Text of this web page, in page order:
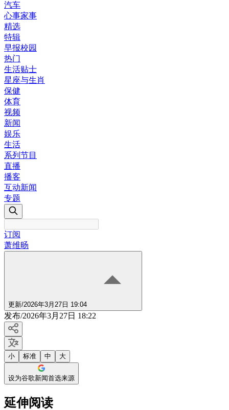
汽车
心事家事
精选
特辑
早报校园
热门
生活贴士
星座与生肖
保健
体育
视频
新闻
娱乐
生活
系列节目
直播
播客
互动新闻
专题
订阅
萧维旸
更新/2026年3月27日 19:04
发布/2026年3月27日 18:22
小 标准 中 大
设为谷歌新闻首选来源
延伸阅读